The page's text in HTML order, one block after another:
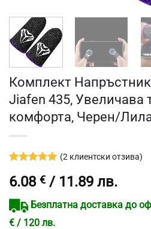
Комплект Напръстник
Jiafen 435, Увеличава
комфорта, Черен/
от 5,
базирано
на
потребителски
оценки
(2клиентски отзива)
6.08 € / 11.89 лв.
Безплатна доставка до
€ / 120 лв.